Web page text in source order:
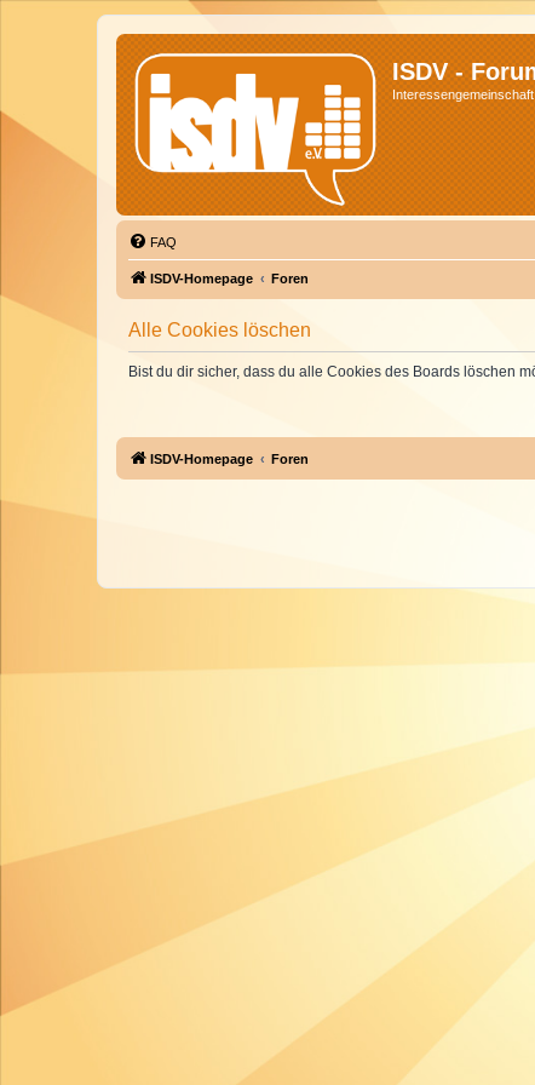
ISDV -
FAQ
ISDV-Homepage Foren
Alle Cookies löschen
Bist du dir sicher, dass du alle Cookies des Boards löschen
ISDV-Homepage Foren